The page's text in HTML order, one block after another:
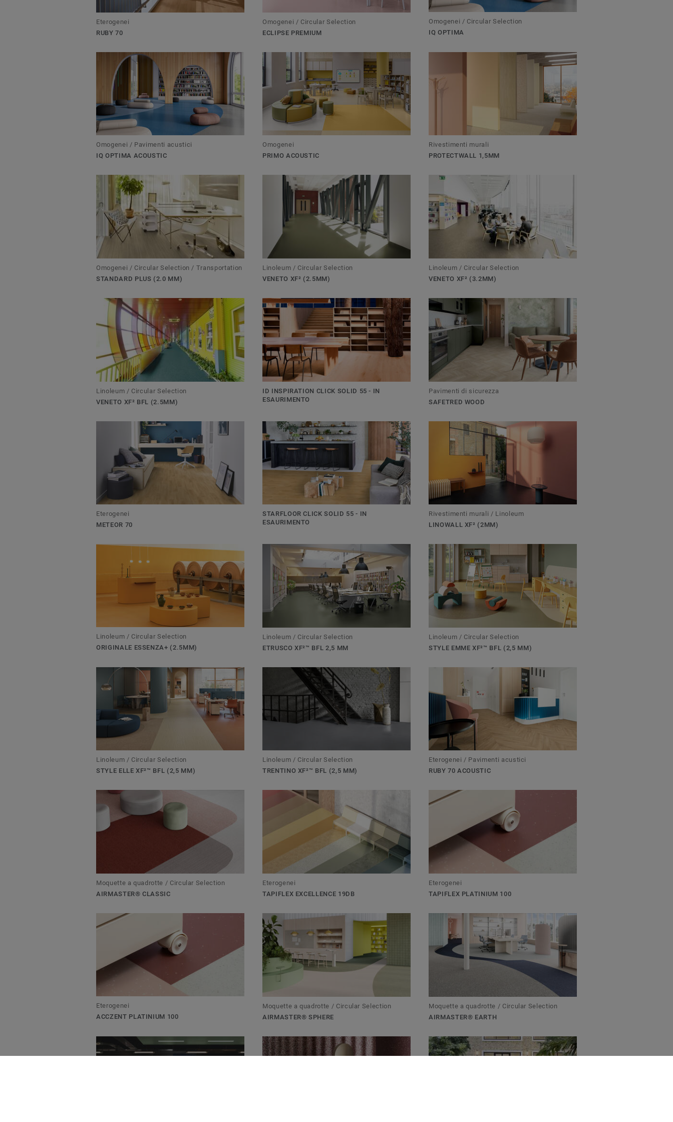
Eterogenei
RUBY 70
Omogenei / Circular Selection
ECLIPSE PREMIUM
Omogenei / Circular Selection
IQ OPTIMA
Omogenei / Pavimenti acustici
IQ OPTIMA ACOUSTIC
Omogenei
PRIMO ACOUSTIC
Rivestimenti murali
PROTECTWALL 1,5MM
Omogenei / Circular Selection / Transportation
STANDARD PLUS (2.0 MM)
Linoleum / Circular Selection
VENETO XF² (2.5MM)
Linoleum / Circular Selection
VENETO XF² (3.2MM)
Linoleum / Circular Selection
VENETO XF² BFL (2.5MM)
ID INSPIRATION CLICK SOLID 55 - IN
ESAURIMENTO
Pavimenti di sicurezza
SAFETRED WOOD
Eterogenei
METEOR 70
STARFLOOR CLICK SOLID 55 - IN
ESAURIMENTO
Rivestimenti murali / Linoleum
LINOWALL XF² (2MM)
Linoleum / Circular Selection
ORIGINALE ESSENZA+ (2.5MM)
Linoleum / Circular Selection
ETRUSCO XF²™ BFL 2,5 MM
Linoleum / Circular Selection
STYLE EMME XF²™ BFL (2,5 MM)
Linoleum / Circular Selection
STYLE ELLE XF²™ BFL (2,5 MM)
Linoleum / Circular Selection
TRENTINO XF²™ BFL (2,5 MM)
Eterogenei / Pavimenti acustici
RUBY 70 ACOUSTIC
Moquette a quadrotte / Circular Selection
AIRMASTER® CLASSIC
Eterogenei
TAPIFLEX EXCELLENCE 19DB
Eterogenei
TAPIFLEX PLATINIUM 100
Eterogenei
ACCZENT PLATINIUM 100
Moquette a quadrotte / Circular Selection
AIRMASTER® SPHERE
Moquette a quadrotte / Circular Selection
AIRMASTER® EARTH